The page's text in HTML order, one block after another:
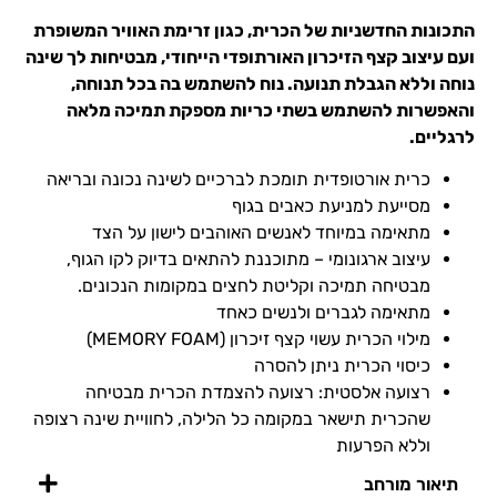
התכונות החדשניות של הכרית, כגון זרימת האוויר המשופרת
ועם עיצוב קצף הזיכרון האורתופדי הייחודי, מבטיחות לך שינה
נוחה וללא הגבלת תנועה. נוח להשתמש בה בכל תנוחה,
והאפשרות להשתמש בשתי כריות מספקת תמיכה מלאה
לרגליים.
כרית אורטופדית תומכת לברכיים לשינה נכונה ובריאה
מסייעת למניעת כאבים בגוף
מתאימה במיוחד לאנשים האוהבים לישון על הצד
עיצוב ארגונומי – מתוכננת להתאים בדיוק לקו הגוף,
מבטיחה תמיכה וקליטת לחצים במקומות הנכונים.
מתאימה לגברים ולנשים כאחד
מילוי הכרית עשוי קצף זיכרון (MEMORY FOAM)
כיסוי הכרית ניתן להסרה
רצועה אלסטית: רצועה להצמדת הכרית מבטיחה
שהכרית תישאר במקומה כל הלילה, לחוויית שינה רצופה
וללא הפרעות
תיאור מורחב